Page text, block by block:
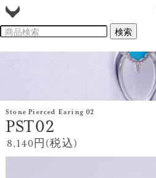
Stone Pierced Earing 02
PST02
8,140円(税込)